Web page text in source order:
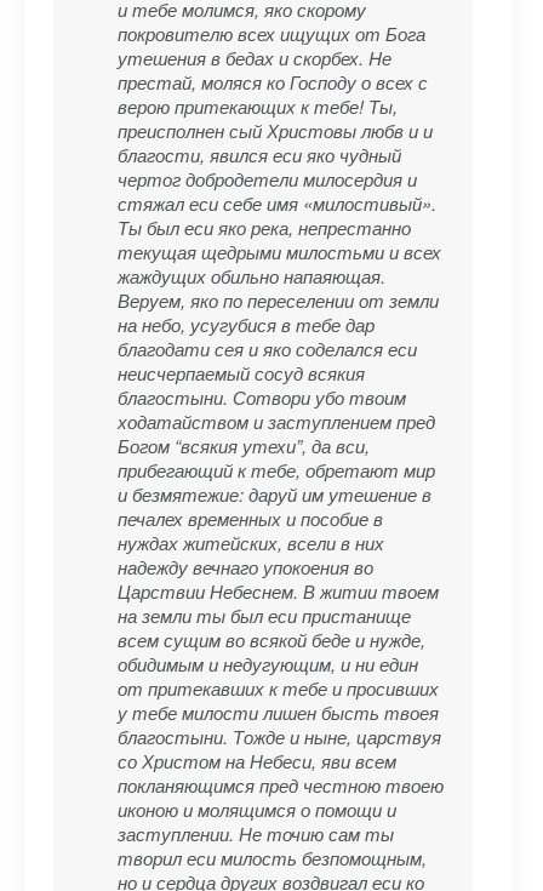
и тебе молимся, яко скорому
покровителю всех ищущих от Бога
утешения в бедах и скорбех. Hе
престай, моляся ко Господу о всех с
верою притекающих к тебе! Ты,
преисполнен сый Христовы любв и и
благости, явился еси яко чудный
чертог добродетели милосердия и
стяжал еси себе имя «милостивый».
Ты был еси яко река, непрестанно
текущая щедрыми милостьми и всех
жаждущих обильно напаяющая.
Веруем, яко по переселении от земли
на небо, усугубися в тебе дар
благодати сея и яко соделался еси
неисчерпаемый сосуд всякия
благостыни. Сотвори убо твоим
ходатайством и заступлением пред
Богом “всякия утехи”, да вси,
прибегающий к тебе, обретают мир
и безмятежие: даруй им утешение в
печалех временных и пособие в
нуждах житейских, всели в них
надежду вечнаго упокоения во
Царствии Небеснем. В житии твоем
на земли ты был еси пристанище
всем сущим во всякой беде и нужде,
обидимым и недугующим, и ни един
от притекавших к тебе и просивших
у тебе милости лишен бысть твоея
благостыни. Тожде и ныне, царствуя
со Христом на Небеси, яви всем
покланяющимся пред честною твоею
иконою и молящимся о помощи и
заступлении. Не точию сам ты
творил еси милость безпомощным,
но и сердца других воздвигал еси ко